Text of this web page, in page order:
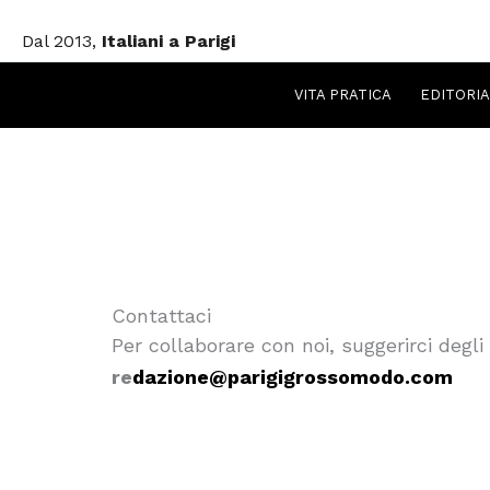
Dal 2013, Italiani a Parigi
VITA PRATICA
Contattaci
Per collaborare con noi, suggerirci
redazione@parigigrossomodo.com